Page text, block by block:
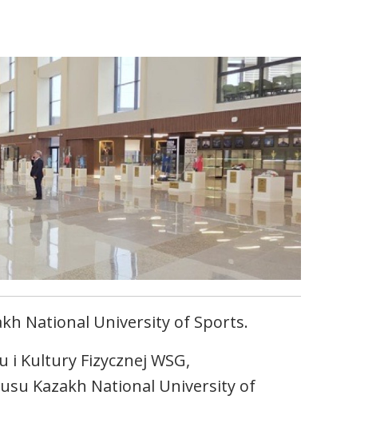
National University of Sports.
Kultury Fizycznej WSG,
Kazakh National University of